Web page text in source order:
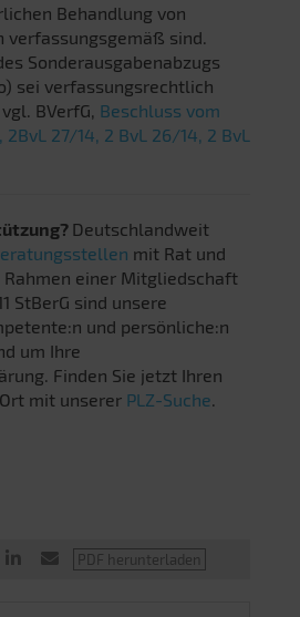
Behandlung von
sind.
Sonderausgabenabzugs
sei verfassungsrechtlich
BVerfG, Beschluss vom
2BvL 27/14, 2 BvL 26/14, 2 BvL
Deutschlandweit
mit Rat und
Rahmen einer Mitgliedschaft
StBerG sind unsere
und persönliche:n
um Ihre
Finden Sie jetzt Ihren
mit unserer PLZ-Suche